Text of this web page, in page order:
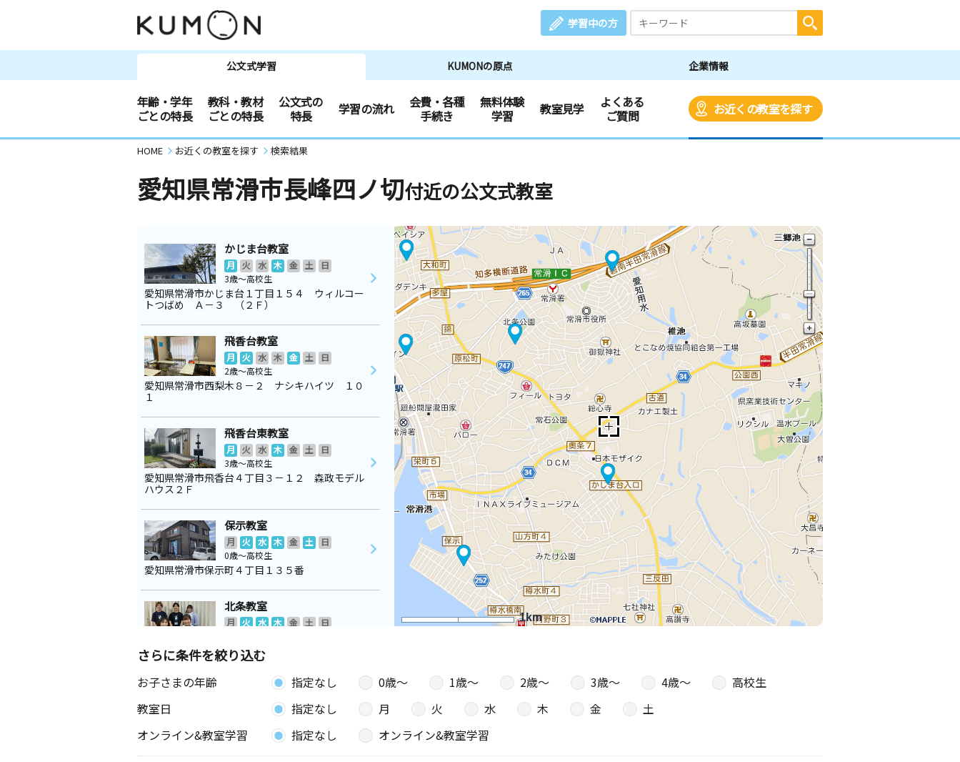
学習中の方
公文式学習 KUMONの原点 企業情報
年齢・学年
ごとの特長
教科・教材
ごとの特長
公文式の
特長
学習の流れ
会費・各種
手続き
無料体験
学習
教室見学
よくある
ご質問
お近くの教室を探す
HOME お近くの教室を探す 検索結果
愛知県常滑市長峰四ノ切付近の公文式教室
1km
かじま台教室
月 火 水 木 金 土
日
3歳～高校生
愛知県常滑市かじま台１丁目１５４ ウィルコー
トつばめ Ａ－３ （２Ｆ）
飛香台教室
月 火 水 木 金 土
日
2歳～高校生
愛知県常滑市西梨木８－２ ナシキハイツ １０
１
飛香台東教室
月 火 水 木 金 土
日
3歳～高校生
愛知県常滑市飛香台４丁目３－１２ 森政モデル
ハウス２Ｆ
保示教室
月 火 水 木 金 土
日
0歳～高校生
愛知県常滑市保示町４丁目１３５番
北条教室
月 火 水 木 金 土
日
愛知県常滑市北条２丁目２６５ カネキュービル
２Ｆ
木 金 土 日
3歳～高校生
愛知県常滑市虹の丘５丁目７４番地 多屋公民館
内
さらに条件を絞り込む
お子さまの年齢 指定なし 0歳〜 1歳〜 2歳〜 3歳〜 4歳〜
高校生
教室日
指定なし 月 火 水 木 金
土
オンライン&教室学習
指定なし オンライン&教室学習